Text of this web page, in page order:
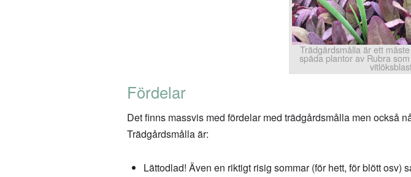
Trädgårdsmålla är ett
späda plantor av Rubra
Fördelar
Det finns massvis med fördelar med trädgårdsmålla men också
Trädgårdsmålla är:
Lättodlad! Även en riktigt risig sommar (för hett, för blött osv)